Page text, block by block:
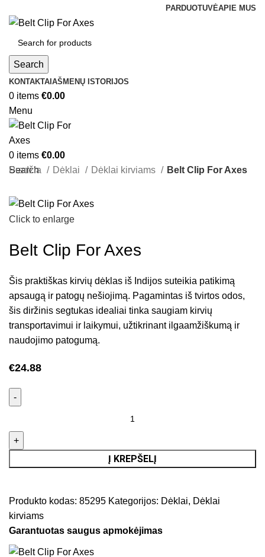
PARDUOTUVĖAPIE MUS
Search
KONTAKTAI AŠMENŲ ISTORIJOS
0 items €0.00
Menu
0 items €0.00
Search
Pradžia Dėklai Dėklai kirviams Belt Clip For Axes
Click to enlarge
Belt Clip For Axes
Šis praktiškas kirvių dėklas iš Indijos suteikia patikimą
apsaugą ir patogų nešiojimą. Pagamintas iš tvirtos odos,
šis diržinis segtukas idealiai tinka saugiam kirvių
transportavimui ir laikymui, užtikrinant ilgaamžiškumą ir
naudojimo patogumą.
€24.88
Į KREPŠELĮ
Produkto kodas:85295 Kategorijos: Dėklai, Dėklai
kirviams
Garantuotas saugus apmokėjimas